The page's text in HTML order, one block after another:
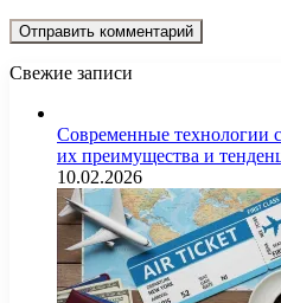
Свежие записи
Современные технологии
их преимущества и
10.02.2026